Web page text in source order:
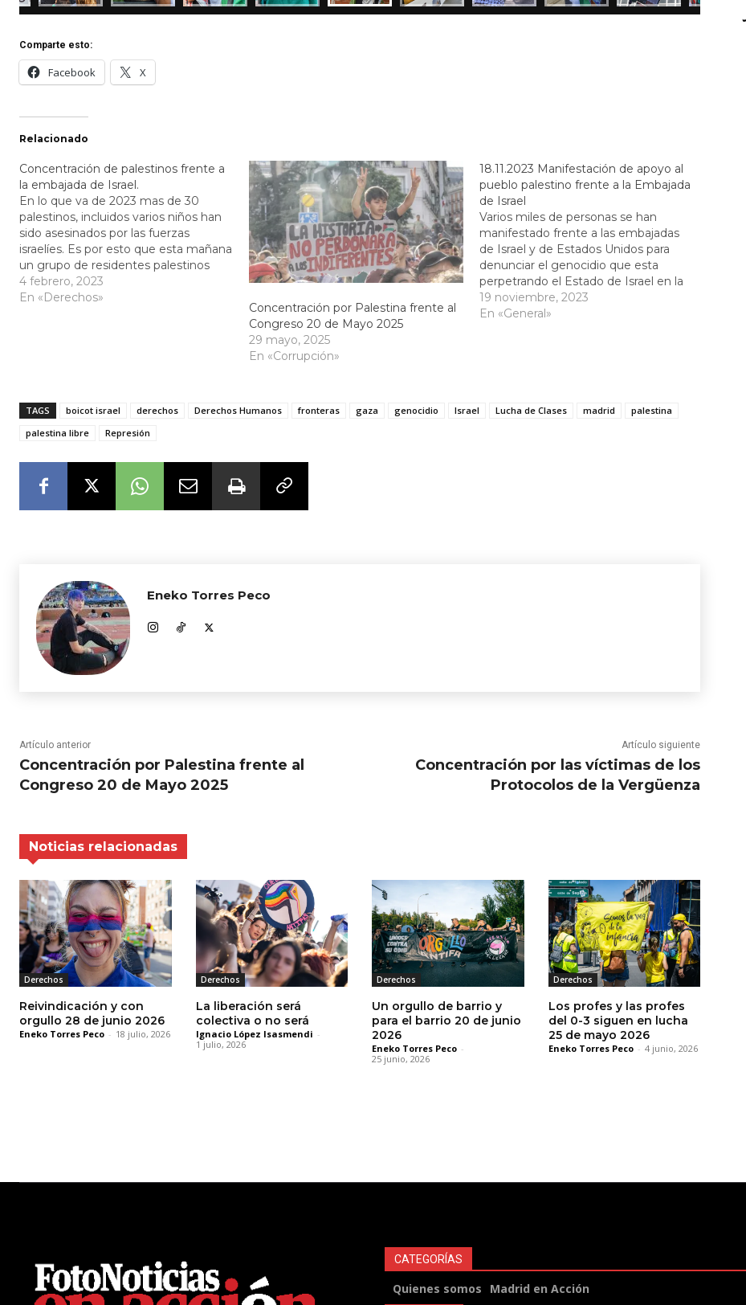
Comparte esto:
Facebook X
Relacionado
Concentración de palestinos frente a
la embajada de Israel.
En lo que va de 2023 mas de 30
palestinos, incluidos varios niños han
sido asesinados por las fuerzas
israelíes. Es por esto que esta mañana
un grupo de residentes palestinos
radicados en Madrid se han
concentrado frente a la embajada de
4 febrero, 2023
En «Derechos»
Concentración por Palestina frente al
Congreso 20 de Mayo 2025
29 mayo, 2025
En «Corrupción»
18.11.2023 Manifestación de apoyo al
pueblo palestino frente a la Embajada
de Israel
Varios miles de personas se han
manifestado frente a las embajadas
de Israel y de Estados Unidos para
denunciar el genocidio que esta
perpetrando el Estado de Israel en la
Franja de Gaza con el apoyo de
Estados Unidos.
19 noviembre, 2023
En «General»
TAGS boicot israel derechos Derechos Humanos fronteras gaza genocidio Israel Lucha de Clases madrid
palestina
palestina libre
Represión
Eneko Torres Peco
Artículo anterior
Concentración por Palestina frente al
Congreso 20 de Mayo 2025
Artículo siguiente
Concentración por las víctimas de los
Protocolos de la Vergüenza
Noticias relacionadas
Derechos
Reivindicación y con
orgullo 28 de junio 2026
Eneko Torres Peco - 18 julio, 2026
Derechos
La liberación será
colectiva o no será
Ignacio López Isasmendi -
1 julio, 2026
Derechos
Un orgullo de barrio y
para el barrio 20 de junio
2026
Eneko Torres Peco -
25 junio, 2026
Derechos
Los profes y las profes
del 0-3 siguen en lucha
25 de mayo 2026
Eneko Torres Peco - 4 junio, 2026
CATEGORÍAS
Quienes somos Madrid en Acción